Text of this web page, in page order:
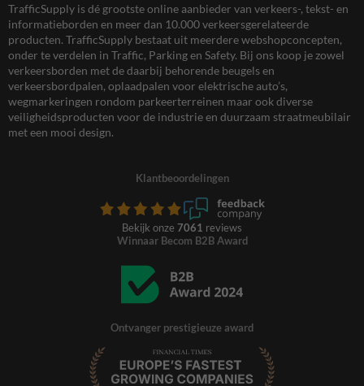
TrafficSupply is dé grootste online aanbieder van verkeers-, tekst- en
informatieborden en meer dan 10.000 verkeersgerelateerde
producten. TrafficSupply bestaat uit meerdere webshopconcepten,
onder te verdelen in Traffic, Parking en Safety. Bij ons koop je zowel
verkeersborden met de daarbij behorende beugels en
verkeersbordpalen, oplaadpalen voor elektrische auto’s,
wegmarkeringen rondom parkeerterreinen maar ook diverse
veiligheidsproducten voor de industrie en duurzaam straatmeubilair
met een mooi design.
Klantbeoordelingen
Bekijk onze 7061 reviews
Winnaar Becom B2B Award
Ontvanger prestigieuze award